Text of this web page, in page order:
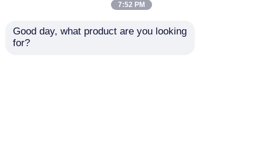
7:52 PM
Good day, what product are you looking
for?